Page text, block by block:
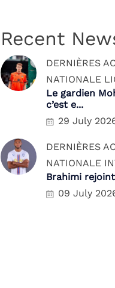
Recent
DERNIÈRES
NATIONALE
Le gardien
c’est e...
29 July
DERNIÈRES
NATIONALE
Brahimi
09 July